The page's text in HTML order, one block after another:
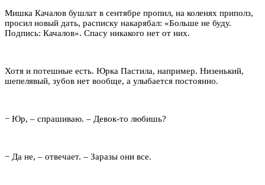
Мишка Качалов бушлат в сентябре пропил, на коленях приполз,
просил новый дать, расписку накарябал: «Больше не буду.
Подпись: Качалов». Спасу никакого нет от них.
Хотя и потешные есть. Юрка Пастила, например. Низенький,
шепелявый, зубов нет вообще, а улыбается постоянно.
− Юр, – спрашиваю. – Девок-то любишь?
− Да не, – отвечает. – Заразы они все.